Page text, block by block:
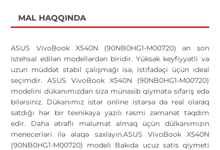
MAL HAQQINDA
ASUS VivoBook X540N (90NB0HG1-M00720) ən son
istehsal edilən modellərdən biridir. Yüksək keyfiyyətli və
uzun müddət stabil çalışmağı isə, istifadəçi üçün ideal
seçimdir. ASUS VivoBook X540N (90NB0HG1-M00720)
modelini dükanımızdan sizə münasib qiymətə sifariş edə
bilərsiniz. Dükanımız istər online istərsə də real olaraq
satdığı hər bir texnikaya yazılı rəsmi zəmanət təqdim
edir. Daha ətraflı məlumat almaq üçün dülkanımızın
menecerləri ilə əlaqə saxlayın.ASUS VivoBook X540N
(90NB0HG1-M00720) modeli Bakıda ucuz satis qiymeti